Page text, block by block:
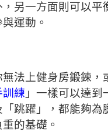
另一方面則可以平
運動。
法上健身房鍛鍊，
訓練 」一樣可以達到
跳躍」，都能夠為
的基礎。